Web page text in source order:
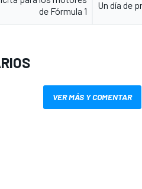
de Fórmula 1
Un día de
VER MÁS Y COMENTAR